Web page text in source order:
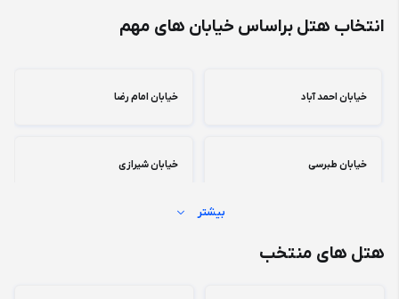
انتخاب هتل براساس خیابان های مهم
خیابان احمد آباد خیابان امام رضا
خیابان طبرسی خیابان شیرازی
بیشتر
هتل های منتخب